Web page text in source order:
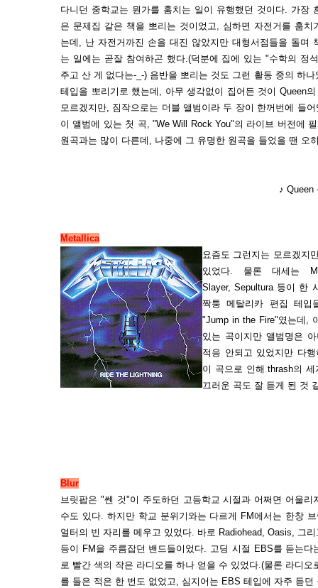
다니던 중학교는 뭔가를 훔치는 일이 유행했던 것이다. 가장
은 문제집 같은 책을 뽀리는 것이었고, 심하면 자전거를 훔치
는데, 난 자전거까진 손을 대진 않았지만 대형서점들을 돌며
는 일에는 곧잘 참여하곤 했다.(덕분에 집에 있는 "수학의 정
주고 산 게 없다는-_-) 음반을 뽀리는 것도 그런 활동 중의 하
테입을 뽀리기로 했는데, 아무 생각없이 집어든 것이 Queen
모르겠지만, 짐작으로는 더블 앨범이라 두 장이 한꺼번에 들
이 앨범에 있는 첫 곡, "We Will Rock You"의 라이브 버전에
원곡과는 많이 다른데, 나중에 그 유명한 원곡을 들었을 땐 오
♪ Queen
Metallica
요즘도 그런지는 모르겠지
있었다. 물론 대세는
Slayer, Sepultura 등이 한
짝퉁 메탈리카 편집 테입
"Jump in the Fire"였는데,
있는 곡이지만 앨범명은
적응 안되고 있었지만 다
이 곡으로 인해 thrash의
끄러운 곡도 잘 듣게 된 것
Blur
브릿팝은 "쎈 것"이 주도하던 고등학교 시절과 어쩌면 어울리
수도 있다. 하지만 학교 분위기와는 다르게 FM에서는 한창
얼터의 빈 자리를 메우고 있었다. 바로 Radiohead, Oasis, 그
등이 FM을 주름잡던 밴드들이었다. 고딩 시절 EBS를 듣는다
로 빨간 색의 작은 라디오를 하나 얻을 수 있었다.(물론 라디오
를 들은 적은 한 번도 없었고, 심지어는 EBS 테입에 자주 듣던